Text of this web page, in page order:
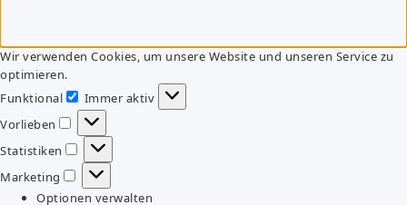
Wir verwenden Cookies, um unsere Website und unseren Service zu
optimieren.
Funktional
Funktional
Immer aktiv
Vorlieben
Vorlieben
Statistiken
Statistiken
Marketing
Marketing
Optionen verwalten